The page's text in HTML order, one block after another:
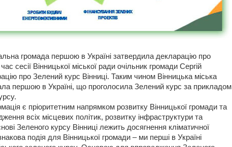
громада першою в Україні затвердила декларацію про
сесії Вінницької міської ради очільник громади Сергій
про Зелений курс Вінниці. Таким чином Вінницька міська
першою в Україні, що проголосила Зелений курс за прикладом
є пріоритетним напрямком розвитку Вінницької громади та
всіх місцевих політик, розвитку інфраструктури та
Зеленого курсу Вінниці лежить досягнення кліматичної
подія для Вінницької громади – ми перші в Україні